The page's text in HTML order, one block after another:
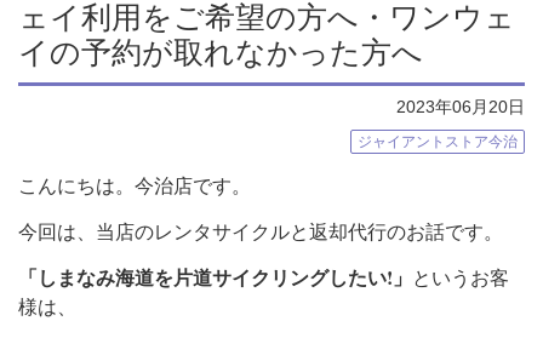
ェイ利用をご希望の方へ・ワンウェ
イの予約が取れなかった方へ
2023年06月20日
ジャイアントストア今治
こんにちは。今治店です。
今回は、当店のレンタサイクルと返却代行のお話です。
「しまなみ海道を片道サイクリングしたい!」 というお客
様は、